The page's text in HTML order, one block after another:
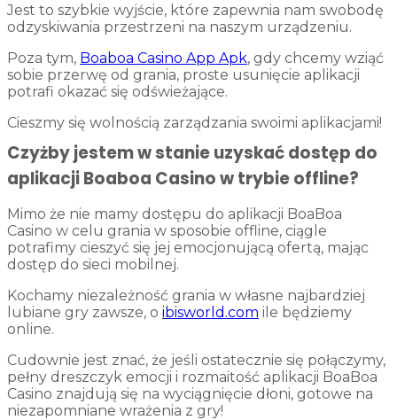
Jest to szybkie wyjście, które zapewnia nam swobodę
odzyskiwania przestrzeni na naszym urządzeniu.
Poza tym, Boaboa Casino App Apk, gdy chcemy wziąć
sobie przerwę od grania, proste usunięcie aplikacji
potrafi okazać się odświeżające.
Cieszmy się wolnością zarządzania swoimi aplikacjami!
Czyżby jestem w stanie uzyskać dostęp do
aplikacji Boaboa Casino w trybie offline?
Mimo że nie mamy dostępu do aplikacji BoaBoa
Casino w celu grania w sposobie offline, ciągle
potrafimy cieszyć się jej emocjonującą ofertą, mając
dostęp do sieci mobilnej.
Kochamy niezależność grania w własne najbardziej
lubiane gry zawsze, o ibisworld.com ile będziemy
online.
Cudownie jest znać, że jeśli ostatecznie się połączymy,
pełny dreszczyk emocji i rozmaitość aplikacji BoaBoa
Casino znajdują się na wyciągnięcie dłoni, gotowe na
niezapomniane wrażenia z gry!